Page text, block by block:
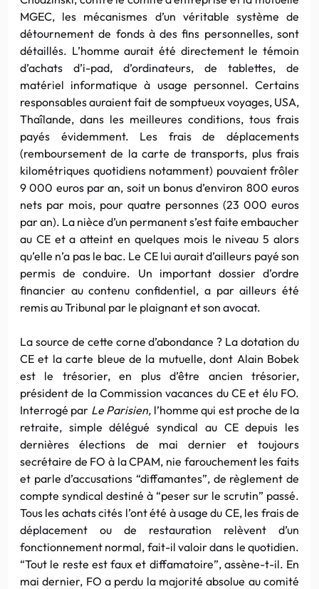
MGEC, les mécanismes d’un véritable système de
détournement de fonds à des fins personnelles, sont
détaillés. L’homme aurait été directement le témoin
d’achats d’i-pad, d’ordinateurs, de tablettes, de
matériel informatique à usage personnel. Certains
responsables auraient fait de somptueux voyages, USA,
Thaîlande, dans les meilleures conditions, tous frais
payés évidemment. Les frais de déplacements
(remboursement de la carte de transports, plus frais
kilométriques quotidiens notamment) pouvaient frôler
9 000 euros par an, soit un bonus d’environ 800 euros
nets par mois, pour quatre personnes (23 000 euros
par an). La nièce d’un permanent s’est faite embaucher
au CE et a atteint en quelques mois le niveau 5 alors
qu’elle n’a pas le bac. Le CE lui aurait d’ailleurs payé son
permis de conduire. Un important dossier d’ordre
financier au contenu confidentiel, a par ailleurs été
remis au Tribunal par le plaignant et son avocat.
La source de cette corne d’abondance ? La dotation du
CE et la carte bleue de la mutuelle, dont Alain Bobek
est le trésorier, en plus d’être ancien trésorier,
président de la Commission vacances du CE et élu FO.
Interrogé par Le Parisien, l’homme qui est proche de la
retraite, simple délégué syndical au CE depuis les
dernières élections de mai dernier et toujours
secrétaire de FO à la CPAM, nie farouchement les faits
et parle d’accusations “diffamantes”, de règlement de
compte syndical destiné à “peser sur le scrutin” passé.
Tous les achats cités l’ont été à usage du CE, les frais de
déplacement ou de restauration relèvent d’un
fonctionnement normal, fait-il valoir dans le quotidien.
“Tout le reste est faux et diffamatoire”, assène-t-il. En
mai dernier, FO a perdu la majorité absolue au comité